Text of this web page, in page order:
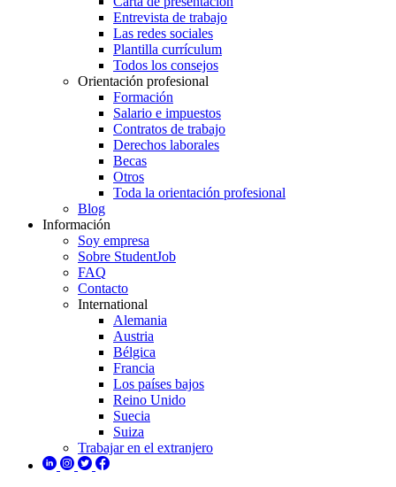
Entrevista de trabajo
Las redes sociales
Plantilla currículum
Todos los consejos
Orientación profesional
Formación
Salario e impuestos
Contratos de trabajo
Derechos laborales
Becas
Otros
Toda la orientación profesional
Blog
Información
Soy empresa
Sobre StudentJob
FAQ
Contacto
International
Alemania
Austria
Bélgica
Francia
Los países bajos
Reino Unido
Suecia
Suiza
Trabajar en el extranjero